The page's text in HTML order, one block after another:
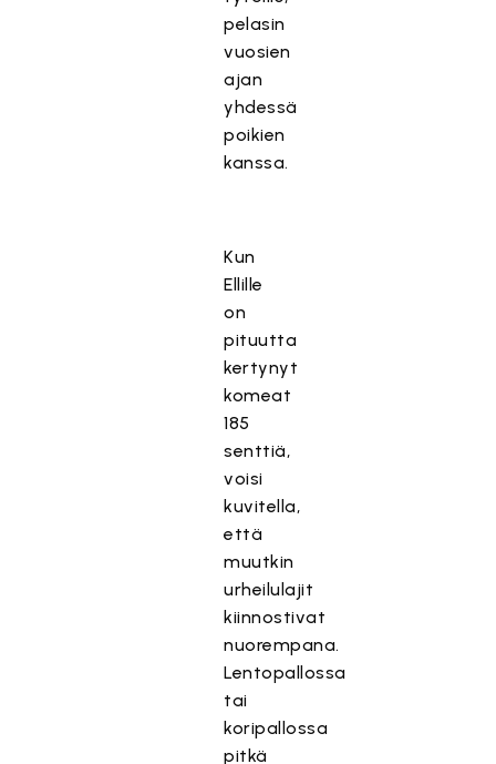
pelasin
vuosien
ajan
yhdessä
poikien
kanssa.
Kun
Ellille
on
pituutta
kertynyt
komeat
185
senttiä,
voisi
kuvitella,
että
muutkin
urheilulajit
kiinnostivat
nuorempana.
Lentopallossa
tai
koripallossa
pitkä